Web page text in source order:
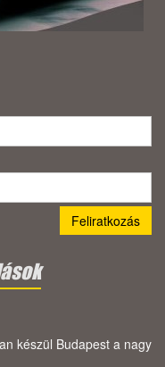
készül Budapest a nagy